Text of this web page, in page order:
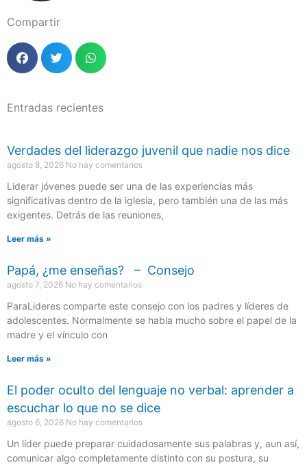
Compartir
Entradas recientes
Verdades del liderazgo juvenil que nadie nos dice
agosto 8, 2026 No hay comentarios
Liderar jóvenes puede ser una de las experiencias más
significativas dentro de la iglesia, pero también una de las más
exigentes. Detrás de las reuniones,
Leer más »
Papá, ¿me enseñas? – Consejo
agosto 7, 2026 No hay comentarios
ParaLideres comparte este consejo con los padres y líderes de
adolescentes. Normalmente se habla mucho sobre el papel de la
madre y el vínculo con
Leer más »
El poder oculto del lenguaje no verbal: aprender a
escuchar lo que no se dice
agosto 6, 2026 No hay comentarios
Un líder puede preparar cuidadosamente sus palabras y, aun así,
comunicar algo completamente distinto con su postura, su